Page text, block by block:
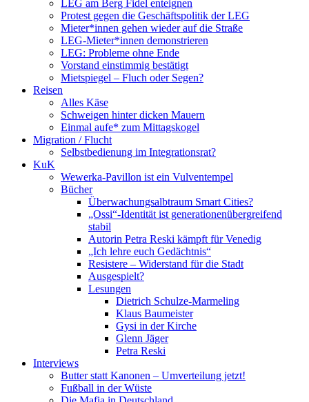
LEG am Berg Fidel enteignen
Protest gegen die Geschäftspolitik der LEG
Mieter*innen gehen wieder auf die Straße
LEG-Mieter*innen demonstrieren
LEG: Probleme ohne Ende
Vorstand einstimmig bestätigt
Mietspiegel – Fluch oder Segen?
Reisen
Alles Käse
Schweigen hinter dicken Mauern
Einmal aufe* zum Mittagskogel
Migration / Flucht
Selbstbedienung im Integrationsrat?
KuK
Wewerka-Pavillon ist ein Vulventempel
Bücher
Überwachungsalbtraum Smart Cities?
„Ossi“-Identität ist generationenübergreifend
stabil
Autorin Petra Reski kämpft für Venedig
„Ich lehre euch Gedächtnis“
Resistere – Widerstand für die Stadt
Ausgespielt?
Lesungen
Dietrich Schulze-Marmeling
Klaus Baumeister
Gysi in der Kirche
Glenn Jäger
Petra Reski
Interviews
Butter statt Kanonen – Umverteilung jetzt!
Fußball in der Wüste